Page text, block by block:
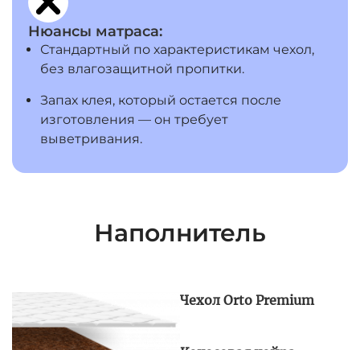
Нюансы матраса:
Стандартный по характеристикам чехол,
без влагозащитной пропитки.
Запах клея, который остается после
изготовления — он требует
выветривания.
Наполнитель
Чехол Orto Premium